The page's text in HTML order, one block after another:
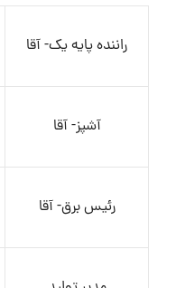
راننده پایه یک- آقا
آشپز- آقا
رئیس برق- آقا